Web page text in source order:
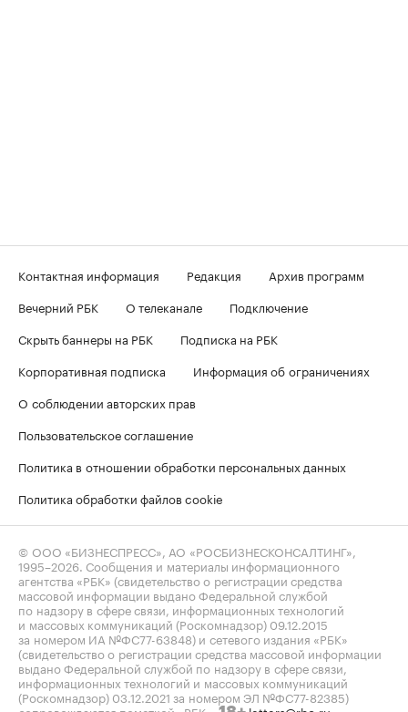
Контактная информация Редакция
Архив программ
Вечерний РБК
О телеканале
Подключение
Скрыть баннеры на РБК
Подписка на РБК
Корпоративная подписка
Информация об ограничениях
О соблюдении авторских прав
Пользовательское соглашение
Политика в отношении обработки персональных данных
Политика обработки файлов cookie
© ООО «БИЗНЕСПРЕСС», АО «РОСБИЗНЕСКОНСАЛТИНГ»,
1995–2026 . Сообщения и материалы информационного
агентства «РБК» (свидетельство о регистрации средства
массовой информации выдано Федеральной службой
по надзору в сфере связи, информационных технологий
и массовых коммуникаций (Роскомнадзор) 09.12.2015
за номером ИА №ФС77-63848) и сетевого издания «РБК»
(свидетельство о регистрации средства массовой информации
выдано Федеральной службой по надзору в сфере связи,
информационных технологий и массовых коммуникаций
(Роскомнадзор) 03.12.2021 за номером ЭЛ №ФС77-82385)